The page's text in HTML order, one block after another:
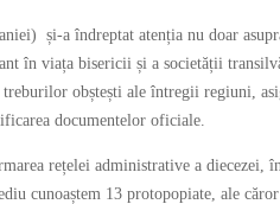
și-a îndreptat atenția nu doar
în viața bisericii și a societății
obștești ale întregii regiuni,
documentelor oficiale.
rețelei administrative a diecezei,
cunoaștem 13 protopopiate, ale